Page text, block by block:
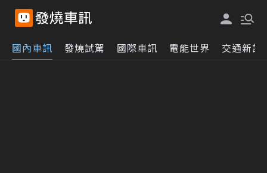
國內車訊 發燒試駕 國際車訊 電能世界 交通新訊